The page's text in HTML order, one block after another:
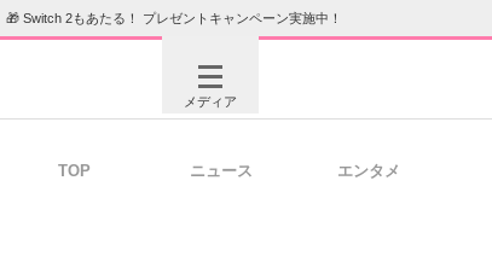
🎁 Switch 2もあたる！ プレゼントキャンペーン実施中！
メディア
TOP ニュース エンタメ